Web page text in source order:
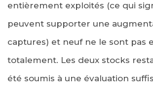
entièrement exploités (ce qui
peuvent supporter une
captures) et neuf ne le sont pas
totalement. Les deux stocks
été soumis à une évaluation